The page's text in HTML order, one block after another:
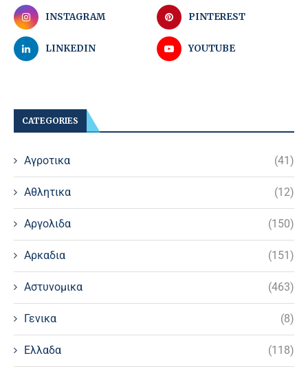
INSTAGRAM PINTEREST
LINKEDIN YOUTUBE
CATEGORIES
Αγροτικα (41)
Αθλητικα (12)
Αργολιδα (150)
Αρκαδια (151)
Αστυνομικα (463)
Γενικα (8)
Ελλαδα (118)